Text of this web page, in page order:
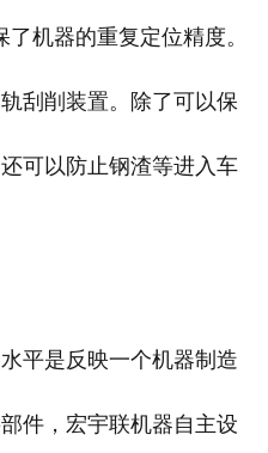
机器的重复定位精度。
刮削装置。除了可以保
可以防止钢渣等进入车
平是反映一个机器制造
件，宏宇联机器自主设